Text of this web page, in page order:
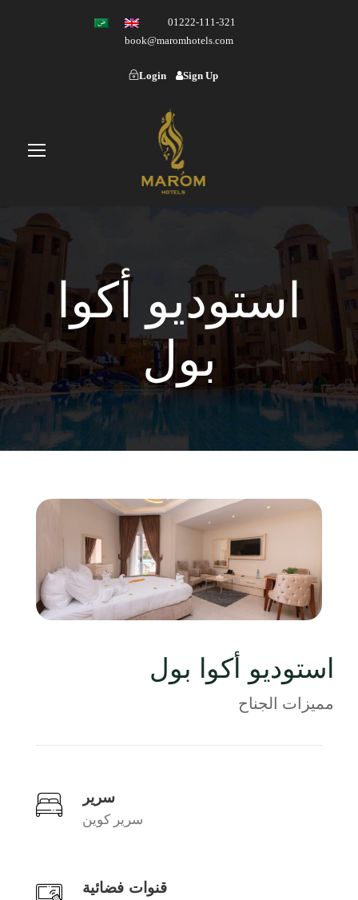
01222-111-321
book@maromhotels.com
Login Sign Up
استوديو أكوا
بول
استوديو أكوا بول
مميزات الجناح
سرير
سرير كوين
قنوات فضائية